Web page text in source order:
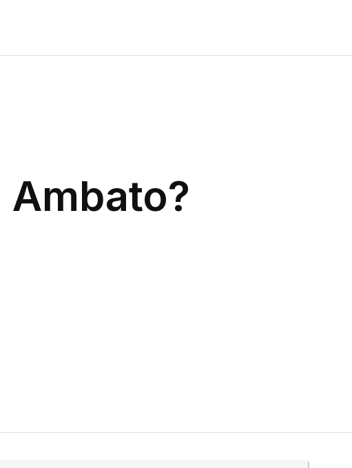
Ambato?